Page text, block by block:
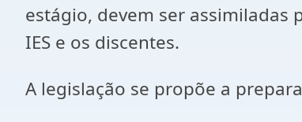
estágio, devem ser assimiladas
IES e os discentes.
A legislação se propõe a